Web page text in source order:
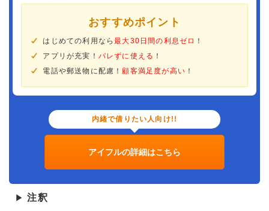
おすすめポイント
はじめての利用なら最大30日間の利息ゼロ ！
アプリが充実！ バレずに使える ！
電話や郵送物に配慮！ 顧客満足度が高い ！
内緒で借りたい人向け!!
アイフルの詳細はこちら
▶ 注釈